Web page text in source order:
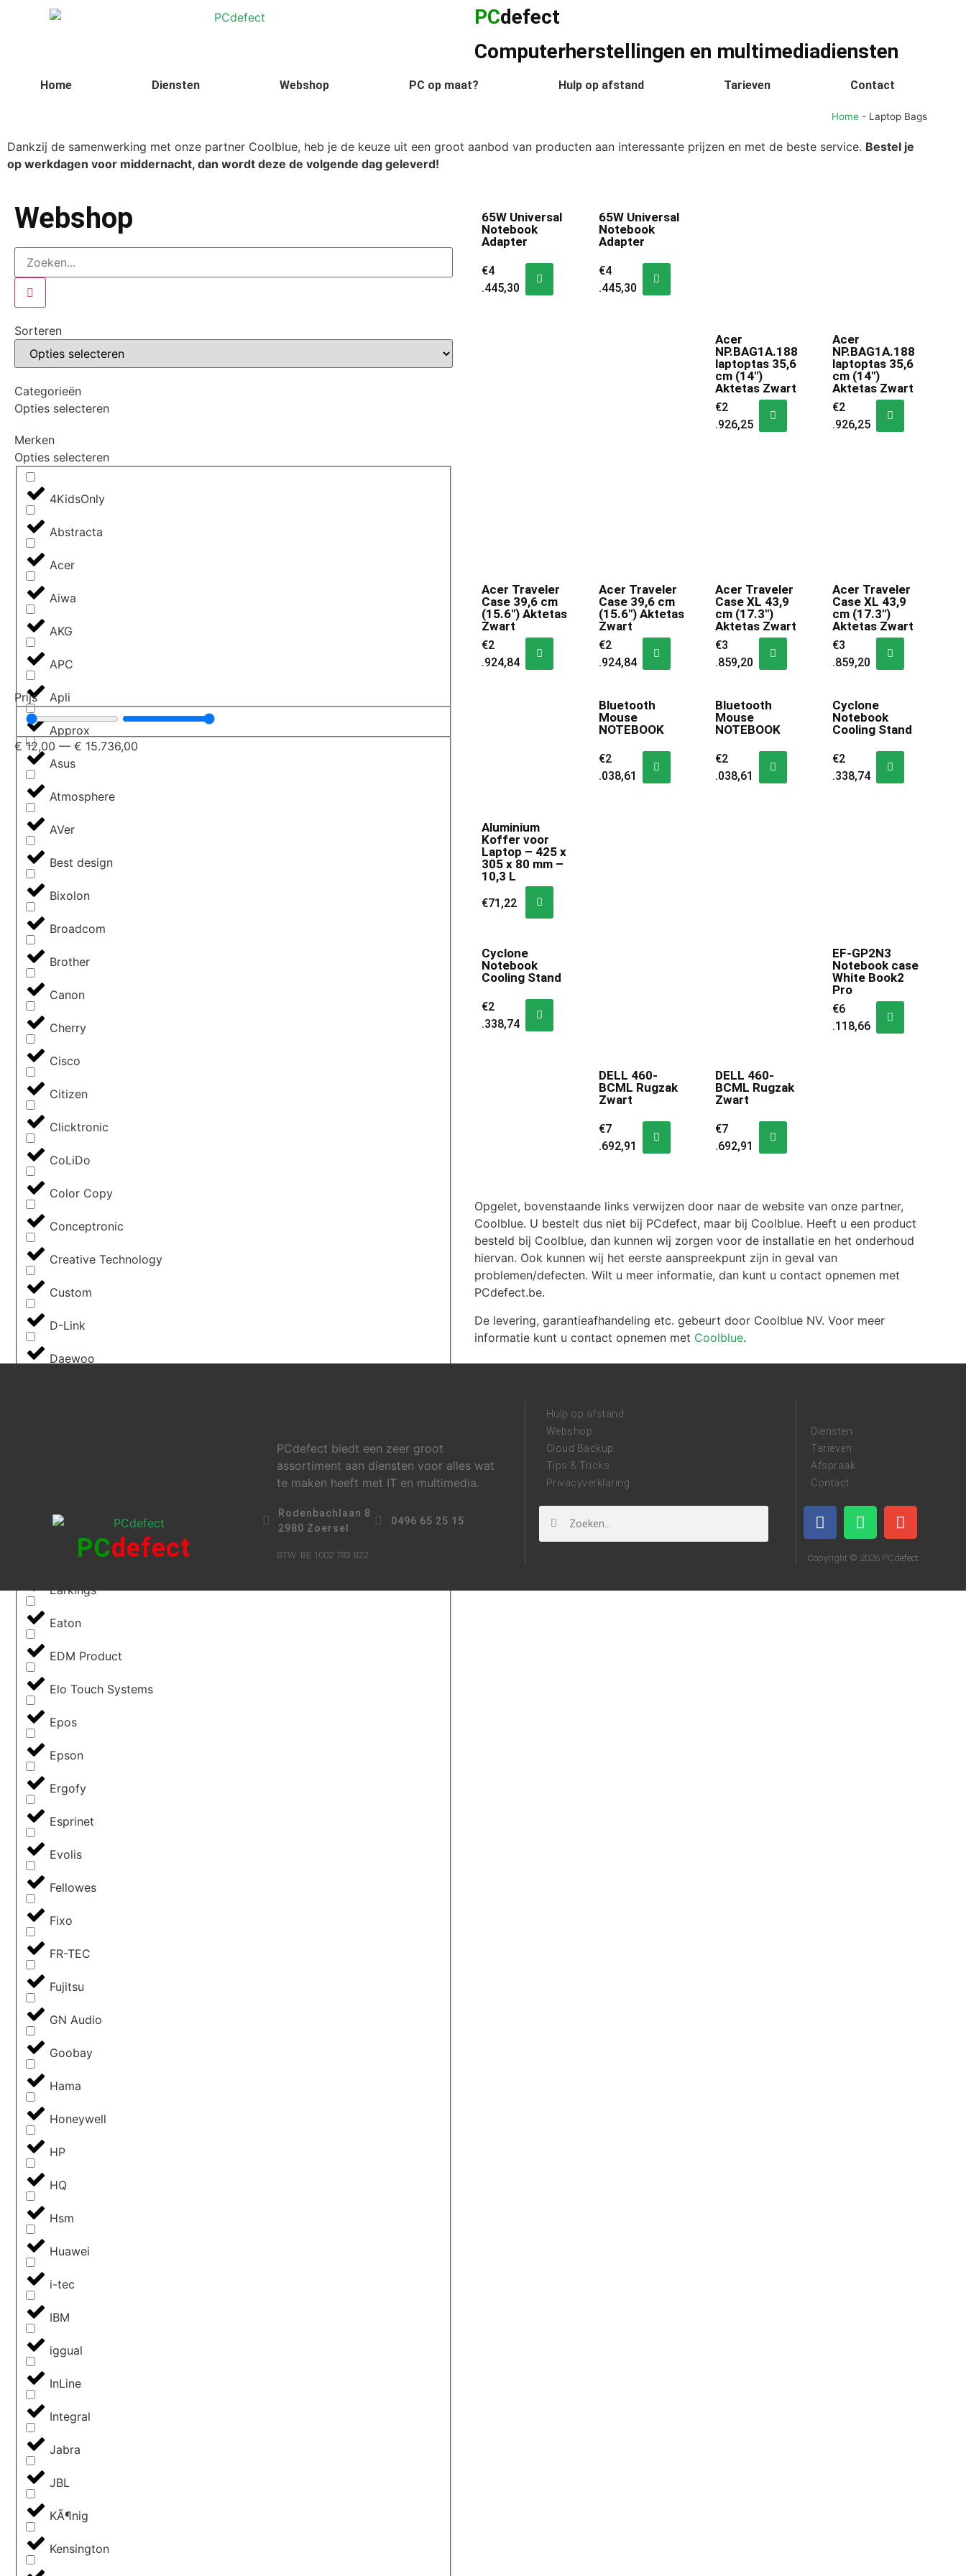
PCdefect
Computerherstellingen en multimediadiensten
Home Diensten Webshop PC op maat? Hulp op afstand Tarieven Contact
Home - Laptop Bags
Dankzij de samenwerking met onze partner Coolblue, heb je de keuze uit een groot aanbod van producten aan interessante prijzen en met de beste service. Bestel je
op werkdagen voor middernacht, dan wordt deze de volgende dag geleverd!
Webshop
Sorteren
Categorieën
Opties selecteren
Merken
Opties selecteren
4KidsOnly
Abstracta
Acer
Aiwa
AKG
APC
Apli
Approx
Asus
Atmosphere
AVer
Best design
Bixolon
Broadcom
Brother
Canon
Cherry
Cisco
Citizen
Clicktronic
CoLiDo
Color Copy
Conceptronic
Creative Technology
Custom
D-Link
Daewoo
Digitus by Assmann
Dymo
Earkings
Eaton
EDM Product
Elo Touch Systems
Epos
Epson
Ergofy
Esprinet
Evolis
Fellowes
Fixo
FR-TEC
Fujitsu
GN Audio
Goobay
Hama
Honeywell
HP
HQ
Hsm
Huawei
i-tec
IBM
iggual
InLine
Integral
Jabra
JBL
KÃ¶nig
Kensington
Prijs
€ 12,00 — € 15.736,00
65W Universal
Notebook
Adapter
€4
.445,30
65W Universal
Notebook
Adapter
€4
.445,30
Acer
NP.BAG1A.188
laptoptas 35,6
cm (14″)
Aktetas Zwart
€2
.926,25
Acer
NP.BAG1A.188
laptoptas 35,6
cm (14″)
Aktetas Zwart
€2
.926,25
Acer Traveler
Case 39,6 cm
(15.6″) Aktetas
Zwart
€2
.924,84
Acer Traveler
Case 39,6 cm
(15.6″) Aktetas
Zwart
€2
.924,84
Acer Traveler
Case XL 43,9
cm (17.3″)
Aktetas Zwart
€3
.859,20
Acer Traveler
Case XL 43,9
cm (17.3″)
Aktetas Zwart
€3
.859,20
Aluminium
Koffer voor
Laptop – 425 x
305 x 80 mm –
10,3 L
€71,22
Bluetooth
Mouse
NOTEBOOK
€2
.038,61
Bluetooth
Mouse
NOTEBOOK
€2
.038,61
Cyclone
Notebook
Cooling Stand
€2
.338,74
Cyclone
Notebook
Cooling Stand
€2
.338,74
DELL 460-
BCML Rugzak
Zwart
€7
.692,91
DELL 460-
BCML Rugzak
Zwart
€7
.692,91
EF-GP2N3
Notebook case
White Book2
Pro
€6
.118,66
Opgelet, bovenstaande links verwijzen door naar de website van onze partner,
Coolblue. U bestelt dus niet bij PCdefect, maar bij Coolblue. Heeft u een product
besteld bij Coolblue, dan kunnen wij zorgen voor de installatie en het onderhoud
hiervan. Ook kunnen wij het eerste aanspreekpunt zijn in geval van
problemen/defecten. Wilt u meer informatie, dan kunt u contact opnemen met
PCdefect.be.
De levering, garantieafhandeling etc. gebeurt door Coolblue NV. Voor meer
informatie kunt u contact opnemen met Coolblue.
PCdefect
PCdefect biedt een zeer groot
assortiment aan diensten voor alles wat
te maken heeft met IT en multimedia.
Rodenbachlaan 8
2980 Zoersel
0496 65 25 15
BTW: BE 1002 783 822
Hulp op afstand
Webshop
Cloud Backup
Tips & Tricks
Privacyverklaring
Diensten
Tarieven
Afspraak
Contact
Copyright © 2026 PCdefect